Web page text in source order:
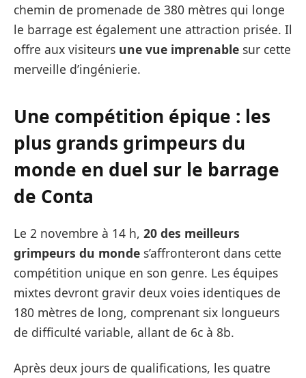
chemin de promenade de 380 mètres qui longe
le barrage est également une attraction prisée. Il
offre aux visiteurs une vue imprenable sur cette
merveille d’ingénierie.
Une compétition épique : les
plus grands grimpeurs du
monde en duel sur le barrage
de Conta
Le 2 novembre à 14 h, 20 des meilleurs
grimpeurs du monde s’affronteront dans cette
compétition unique en son genre. Les équipes
mixtes devront gravir deux voies identiques de
180 mètres de long, comprenant six longueurs
de difficulté variable, allant de 6c à 8b.
Après deux jours de qualifications, les quatre